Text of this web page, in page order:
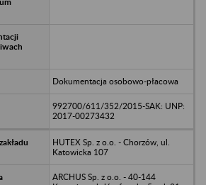
Dokumentacja osobowo-płacowa
992700/611/352/2015-SAK: UNP:
2017-00273432
HUTEX Sp. z o.o. - Chorzów, ul.
Katowicka 107
ARCHUS Sp. z o.o. - 40-144